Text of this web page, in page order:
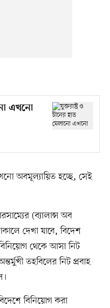
এখনো
অবমূল্যায়িত হচ্ছে, সেই
(ব্যালান্স অব
দেখা যাবে, বিদেশ
থেকে আসা নিট
তহবিলের নিট প্রবাহ
বিনিয়োগ করা